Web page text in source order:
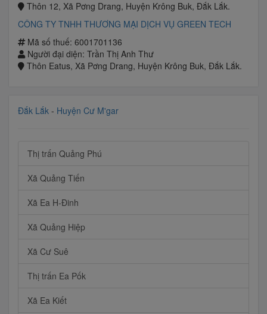
Thôn 12, Xã Pơng Drang, Huyện Krông Buk, Đắk Lắk.
CÔNG TY TNHH THƯƠNG MẠI DỊCH VỤ GREEN TECH
Mã số thuế: 6001701136
Người đại diện: Trần Thị Anh Thư
Thôn Eatus, Xã Pơng Drang, Huyện Krông Buk, Đắk Lắk.
Đắk Lắk - Huyện Cư M'gar
Thị trấn Quảng Phú
Xã Quảng Tiến
Xã Ea H-Đinh
Xã Quảng Hiệp
Xã Cư Suê
Thị trấn Ea Pốk
Xã Ea Kiết